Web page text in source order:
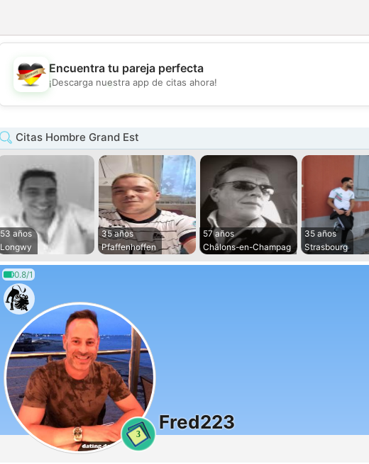
💕
Encuentra tu pareja perfecta
¡Descarga nuestra app de citas ahora!
Citas Hombre Grand Est
53 años
Longwy
35 años
Pfaffenhoffen
57 años
Châlons-en-Champag
35 años
Strasbourg
0.8/1
3
Fred223